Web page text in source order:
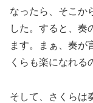
なったら、そこか
した。すると、奏
ます。まぁ、奏が
くらも楽になれる
そして、さくらは